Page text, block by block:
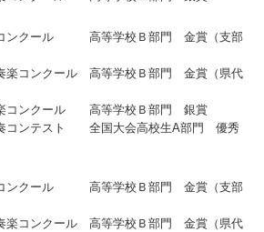
ンクール 高等学校Ｂ部門 金賞（支部
楽コンクール 高等学校Ｂ部門 金賞（県代
コンクール 高等学校Ｂ部門 銀賞
コンテスト 全国大会高校生A部門 優秀
ンクール 高等学校Ｂ部門 金賞（支部
楽コンクール 高等学校Ｂ部門 金賞（県代